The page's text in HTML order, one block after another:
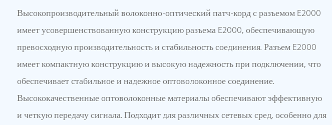
Высокопроизводительный волоконно-оптический патч-корд с разъемом E2000
имеет усовершенствованную конструкцию разъема E2000, обеспечивающую
превосходную производительность и стабильность соединения. Разъем E2000
имеет компактную конструкцию и высокую надежность при подключении, что
обеспечивает стабильное и надежное оптоволоконное соединение.
Высококачественные оптоволоконные материалы обеспечивают эффективную
и четкую передачу сигнала. Подходит для различных сетевых сред, особенно для